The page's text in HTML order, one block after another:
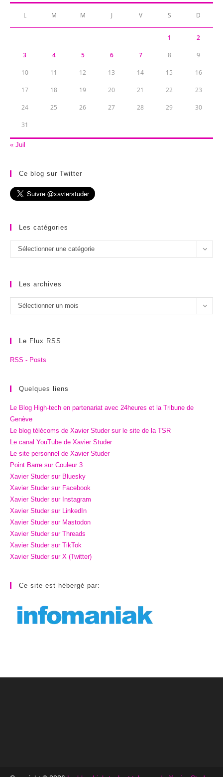
L M M J V S D
1 2
3 4 5 6 7 8 9
10 11 12 13 14 15 16
17 18 19 20 21 22 23
24 25 26 27 28 29 30
31
« Juil
Ce blog sur Twitter
Les catégories
Les
catégories
Sélectionner une catégorie
Les archives
Les
archives
Sélectionner un mois
Le Flux RSS
RSS - Posts
Quelques liens
Le Blog High-tech en partenariat avec 24heures et la Tribune de
Genève
Le blog télécoms de Xavier Studer sur le site de la TSR
Le canal YouTube de Xavier Studer
Le site personnel de Xavier Studer
Point Barre sur Couleur 3
Xavier Studer sur Bluesky
Xavier Studer sur Facebook
Xavier Studer sur Instagram
Xavier Studer sur LinkedIn
Xavier Studer sur Mastodon
Xavier Studer sur Threads
Xavier Studer sur TikTok
Xavier Studer sur X (Twitter)
Ce site est hébergé par: